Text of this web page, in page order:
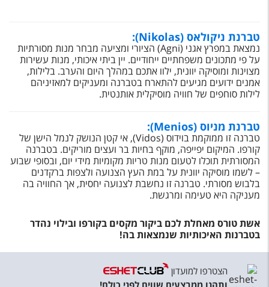
טברנת ניקולאס (Nikolas):
נמצאת במפרץ אגני (Agni) הציורי ומציעה מבחר מנות מסורתיות
על פי מתכונים משפחתיים ייחודיים. יין ביתי איכותי, מנות עשירות
מצוינות ומוסיקה יוונית, ילוו אתכם במהלך היום והערב. בלילות,
אמנים ידועים מגיעים להתארח בטברנה ומעניקים למאזיניהם
לילות סוחפים של חוויה מוסיקלית אותנטית.
טברנת מניוס (Menios):
טברנה זו ממוקמת בוידוס (Vidos), אי קטן הנושק לנמל הישן של
קורפו. המיקום יפייפה, מוקף בחיות בר ועצים מוריקים. בטברנה
המסורתית תוכלו לטעום מנות טריות מקומיות מידי יום, ובסופי שבוע
– לשמו מוסיקה יוונית על במת העץ הצנועה ולצפות ברקדנים
בלבוש מסורתי. טברנה זו נחשבת לצנועה יחסית, אך החוויה בה
מעניקה היא טעימה ומרגשת.
אשת טורס מאחלת לכם ביקור מקסים בקורפו ובילוי נהדר
בטברנות האיכותיות שנמצאות בה!
הצטרפו למועדון
ותהנו ממבצעים שווים לפני כולם!